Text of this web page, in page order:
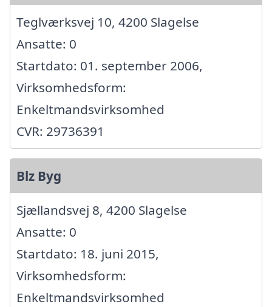
Teglværksvej 10, 4200 Slagelse
Ansatte: 0
Startdato: 01. september 2006,
Virksomhedsform:
Enkeltmandsvirksomhed
CVR: 29736391
Blz Byg
Sjællandsvej 8, 4200 Slagelse
Ansatte: 0
Startdato: 18. juni 2015,
Virksomhedsform:
Enkeltmandsvirksomhed